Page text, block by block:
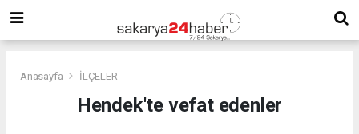
Anasayfa İLÇELER
Hendek'te vefat edenler